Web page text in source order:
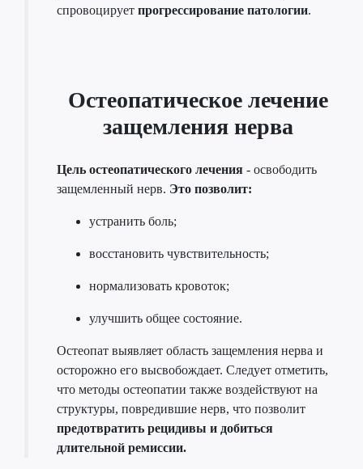
спровоцирует прогрессирование патологии.
Остеопатическое лечение
защемления нерва
Цель остеопатического лечения - освободить
защемленный нерв. Это позволит:
устранить боль;
восстановить чувствительность;
нормализовать кровоток;
улучшить общее состояние.
Остеопат выявляет область защемления нерва и
осторожно его высвобождает. Следует отметить,
что методы остеопатии также воздействуют на
структуры, повредившие нерв, что позволит
предотвратить рецидивы и добиться
длительной ремиссии.